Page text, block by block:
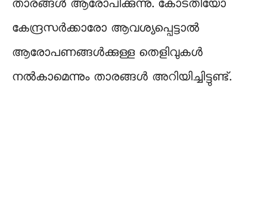
താരങ്ങൾ ആരോപിക്കുന്നു. കോടതിയോ
കേന്ദ്രസർക്കാരോ ആവശ്യപ്പെട്ടാൽ
ആരോപണങ്ങൾക്കുള്ള തെളിവുകൾ
നൽകാമെന്നും താരങ്ങൾ അറിയിച്ചിട്ടുണ്ട്.